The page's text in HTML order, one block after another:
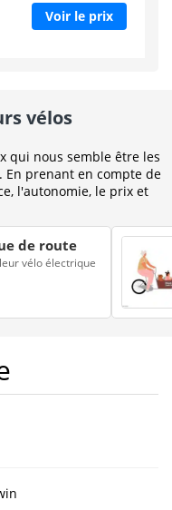
Voir le prix
vélos
qui nous semble être les
prenant en compte de
l'autonomie, le prix et
de route
vélo électrique